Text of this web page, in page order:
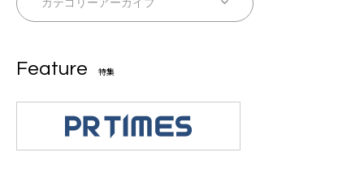
Feature 特集